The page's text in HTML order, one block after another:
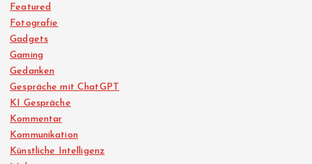
Featured
Fotografie
Gadgets
Gaming
Gedanken
Gespräche mit ChatGPT
KI Gespräche
Kommentar
Kommunikation
Künstliche Intelligenz